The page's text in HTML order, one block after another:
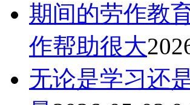
期间的劳作教
作帮助很大
无论是学习还